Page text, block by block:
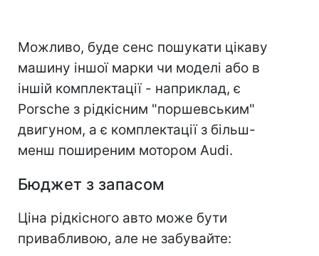
Можливо, буде сенс пошукати цікаву
машину іншої марки чи моделі або в
іншій комплектації - наприклад, є
Porsche з рідкісним "поршевським"
двигуном, а є комплектації з більш-
менш поширеним мотором Audi.
Бюджет з запасом
Ціна рідкісного авто може бути
привабливою, але не забувайте: